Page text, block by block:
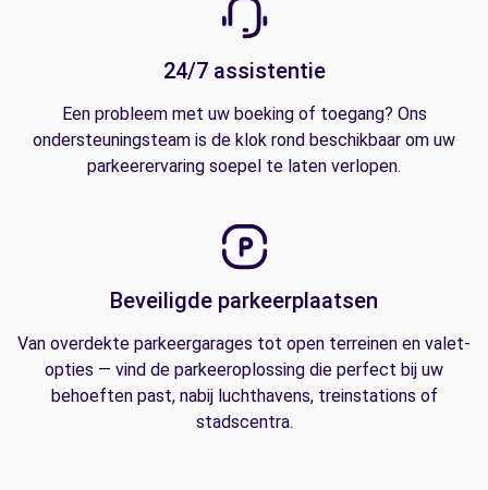
24/7 assistentie
Een probleem met uw boeking of toegang? Ons
ondersteuningsteam is de klok rond beschikbaar om uw
parkeerervaring soepel te laten verlopen.
Beveiligde parkeerplaatsen
Van overdekte parkeergarages tot open terreinen en valet-
opties — vind de parkeeroplossing die perfect bij uw
behoeften past, nabij luchthavens, treinstations of
stadscentra.